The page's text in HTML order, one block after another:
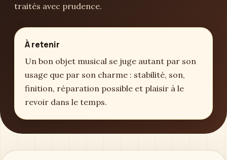
traités avec prudence.
À retenir
Un bon objet musical se juge autant par son
usage que par son charme : stabilité, son,
finition, réparation possible et plaisir à le
revoir dans le temps.